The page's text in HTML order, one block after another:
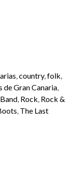
,country,folk,
de Gran Canaria,
, Rock, Rock &
, The Last